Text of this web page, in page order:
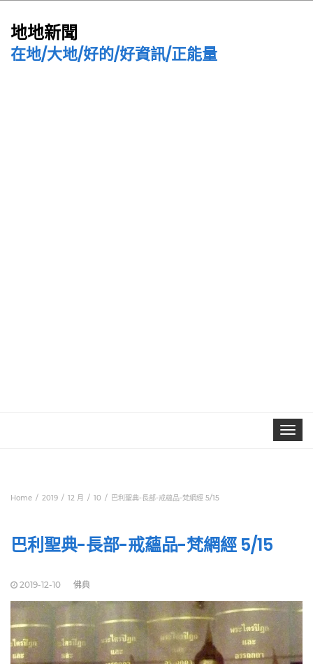
地地新聞
在地/大地/好的/好資訊/正能量
Toggle
Home 2019 12 月 10 巴利聖典-長部-戒蘊品-梵網經 5/15
巴利聖典-長部-戒蘊品-梵網經 5/15
2019-12-10 佛典